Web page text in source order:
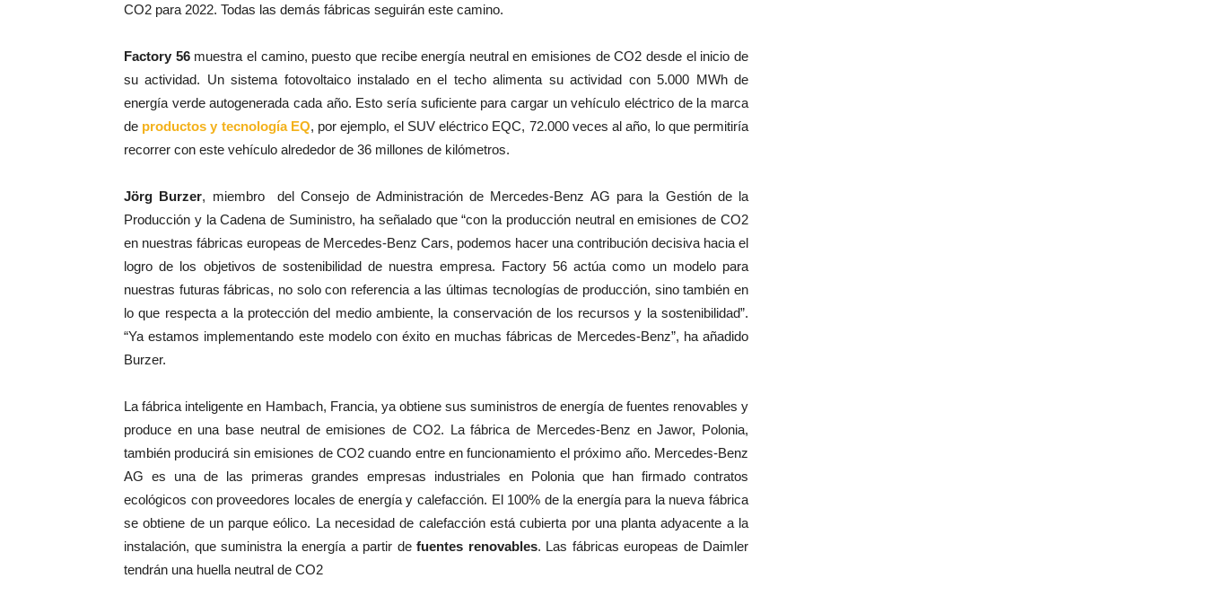
CO2 para 2022. Todas las demás fábricas seguirán este camino.
Factory 56muestra el camino, puesto que recibe energía neutral en emisiones de CO2 desde el inicio de
su actividad. Un sistema fotovoltaico instalado en el techo alimenta su actividad con 5.000 MWh de
energía verde autogenerada cada año. Esto sería suficiente para cargar un vehículo eléctrico de la marca
de productos y tecnología EQ, por ejemplo, el SUV eléctrico EQC, 72.000 veces al año, lo que permitiría
recorrer con este vehículo alrededor de 36 millones de kilómetros.
Jörg Burzer, miembro
del Consejo de Administración de Mercedes-Benz AG para la Gestión de la
Producción y la Cadena de Suministro, ha señalado que “con la producción neutral en emisiones de CO2
en nuestras fábricas europeas de Mercedes-Benz Cars, podemos hacer una contribución decisiva hacia el
logro de los objetivos de sostenibilidad de nuestra empresa. Factory 56 actúa como un modelo para
nuestras futuras fábricas, no solo con referencia a las últimas tecnologías de producción, sino también en
lo que respecta a la protección del medio ambiente, la conservación de los recursos y la sostenibilidad”.
“Ya estamos implementando este modelo con éxito en muchas fábricas de Mercedes-Benz”, ha añadido
Burzer.
La fábrica inteligente en Hambach, Francia, ya obtiene sus suministros de energía de fuentes renovables y
produce en una base neutral de emisiones de CO2. La fábrica de Mercedes-Benz en Jawor, Polonia,
también producirá sin emisiones de CO2 cuando entre en funcionamiento el próximo año. Mercedes-Benz
AG es una de las primeras grandes empresas industriales en Polonia que han firmado contratos
ecológicos con proveedores locales de energía y calefacción. El 100% de la energía para la nueva fábrica
se obtiene de un parque eólico. La necesidad de calefacción está cubierta por una planta adyacente a la
instalación, que suministra la energía a partir de fuentes renovables. Las fábricas europeas de Daimler
tendrán una huella neutral de CO2